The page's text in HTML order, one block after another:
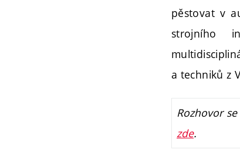
pěstovat v
strojního
a techniků z
Rozhovor
zde.